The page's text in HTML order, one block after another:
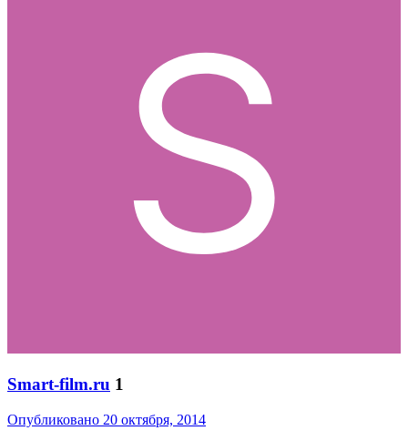
Smart-film.ru 1
Опубликовано 20 октября, 2014